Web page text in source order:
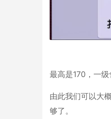
最高是170，一
由此我们可以大
够了。